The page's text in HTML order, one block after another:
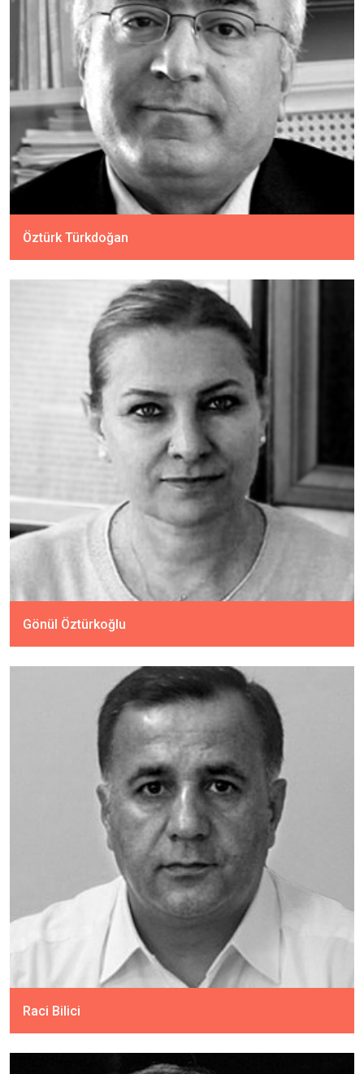
Öztürk Türkdoğan
Gönül Öztürkoğlu
Raci Bilici